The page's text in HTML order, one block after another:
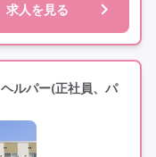
求人を見る
ルパー(正社員、パ